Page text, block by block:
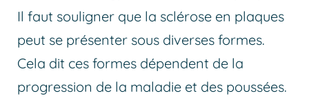
Il faut souligner que la sclérose en plaques
peut se présenter sous diverses formes.
Cela dit ces formes dépendent de la
progression de la maladie et des poussées.